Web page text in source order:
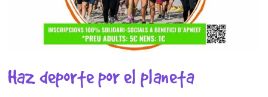
Haz deporte por el planeta